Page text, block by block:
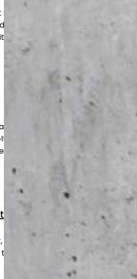
lattiaa kulutukselta,
Lopputulos on helppohoitoinen,
optimoitu.
betonipinnan tasaiseksi ja
niin uusille kuin vanhoille lattioille
käyttöön.
ja vauriot nopeasti ja
turvalliseen ja toimivaan